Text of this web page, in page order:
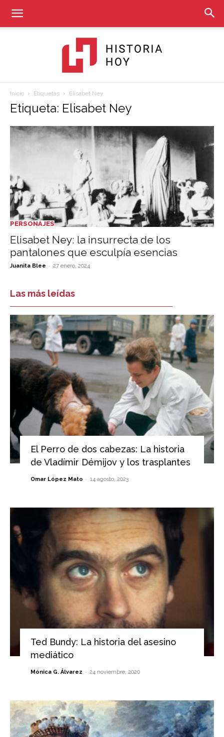
Hoy
Inicio Etiquetas Elisabet Ney
Etiqueta: Elisabet Ney
PERSONAJES
Elisabet Ney: la insurrecta de los
pantalones que esculpía esencias
Juanita Blee - 27 enero, 2024
Las más leídas
El Perro de dos cabezas: La historia
de Vladímir Démijov y los trasplantes
Omar López Mato - 14 agosto, 2023
Ted Bundy: La historia del asesino
mediático
Mónica G. Álvarez - 24 noviembre, 2020